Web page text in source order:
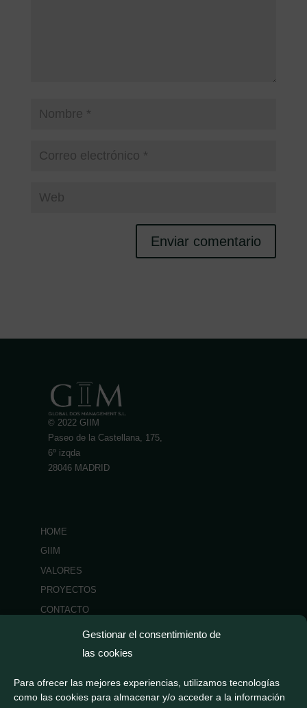
Gestionar el consentimiento de
las cookies
Para ofrecer las mejores experiencias, utilizamos tecnologías
como las cookies para almacenar y/o acceder a la información
© 2022 GIIM
Paseo de la Castellana, 175,
6º izqda
28046 MADRID
HOME
GIIM
VALORES
PROYECTOS
CONTACTO
Aviso legal